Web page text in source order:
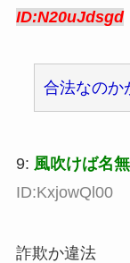
ID:N20uJdsgd
合法なのか
9: 風吹けば名
ID:KxjowQl00
詐欺か違法